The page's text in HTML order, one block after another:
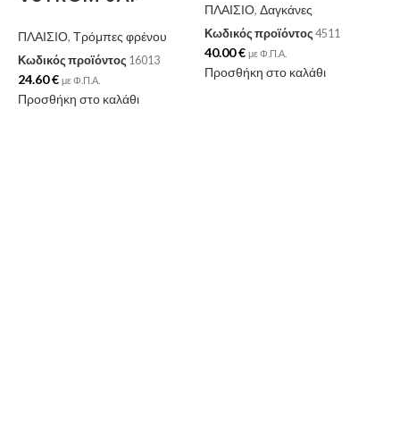
ΠΛΑΙΣΙΟ, Τρόμπες φρένου
Κωδικός προϊόντος 16013
24.60€ με Φ.Π.Α.
Προσθήκη στο καλάθι
ΠΛΑΙΣΙΟ, Δαγκάνες
Κωδικός προϊόντος 4511
40.00€ με Φ.Π.Α.
Προσθήκη στο καλάθι